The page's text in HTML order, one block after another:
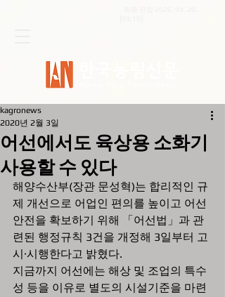
어선에서도 육상용 소화기
사용할 수 있다
kagronews
2020년 2월 3일
해양수산부(장관 문성혁)는 합리적인 규
제 개선으로 어업인 편의를 높이고 어선
안전을 확보하기 위해 「어선법」과 관
련된 행정규칙 3건을 개정해 3일부터 고
시·시행한다고 밝혔다.
지금까지 어선에는 해상 및 조업의 특수
성 등을 이유로 별도의 시설기준을 마련